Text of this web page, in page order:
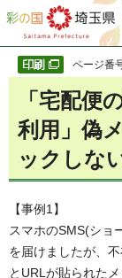
彩の国 埼玉県
ページ番
「宅配便
利用」偽
ックしな
【事例1】
スマホのSMS(ショ
を届けましたが、
とURLが貼られた